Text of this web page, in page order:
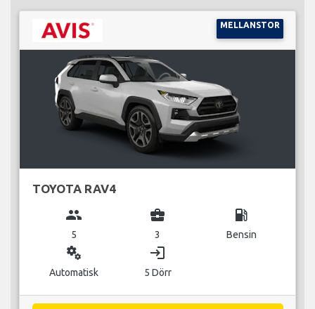
MELLANSTOR
TOYOTA RAV4
group
5
business_center
3
local_gas_station
Bensin
miscellaneous_services
Automatisk
login
5 Dörr